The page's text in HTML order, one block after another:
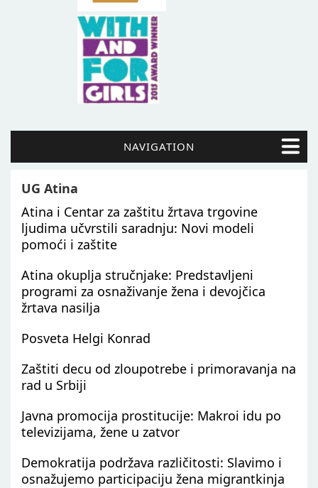
NAVIGATION
UG Atina
Atina i Centar za zaštitu žrtava trgovine
ljudima učvrstili saradnju: Novi modeli
pomoći i zaštite
Atina okuplja stručnjake: Predstavljeni
programi za osnaživanje žena i devojčica
žrtava nasilja
Posveta Helgi Konrad
Zaštiti decu od zloupotrebe i primoravanja na
rad u Srbiji
Javna promocija prostitucije: Makroi idu po
televizijama, žene u zatvor
Demokratija podržava različitosti: Slavimo i
osnažujemo participaciju žena migrantkinja